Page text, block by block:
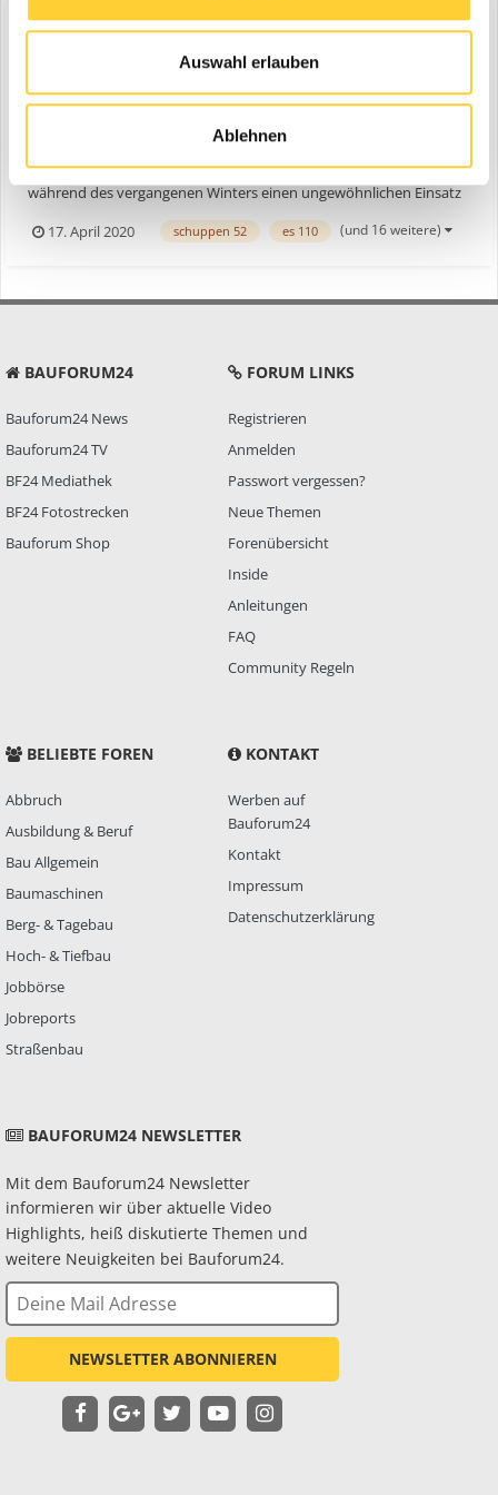
Auswahl erlauben
Ablehnen
KEMROC-Universalfräse ES 110
ein Thema erstellte Bauforum24 inNews aus der
Hämbach, 17.04.2020 - Das Abbruchunternehmen Freimuth hatte
während des vergangenen Winters einen ungewöhnlichen Einsatz
historischen Hafenanlage eine riesige Betonplatte entfernt werden.
17. April 2020 schuppen 52 es 110 (und 16 weitere)
BAUFORUM24
Bauforum24 News
Bauforum24 TV
BF24 Mediathek
BF24 Fotostrecken
Bauforum Shop
FORUM LINKS
Registrieren
Anmelden
Passwort vergessen?
Neue Themen
Forenübersicht
Inside
Anleitungen
FAQ
Community Regeln
BELIEBTE FOREN
Abbruch
Ausbildung & Beruf
Bau Allgemein
Baumaschinen
Berg- & Tagebau
Hoch- & Tiefbau
Jobbörse
Jobreports
Straßenbau
KONTAKT
Werben auf
Bauforum24
Kontakt
Impressum
Datenschutzerklärung
BAUFORUM24 NEWSLETTER
Mit dem Bauforum24 Newsletter
informieren wir über aktuelle Video
Highlights, heiß diskutierte Themen und
weitere Neuigkeiten bei Bauforum24.
NEWSLETTER ABONNIEREN